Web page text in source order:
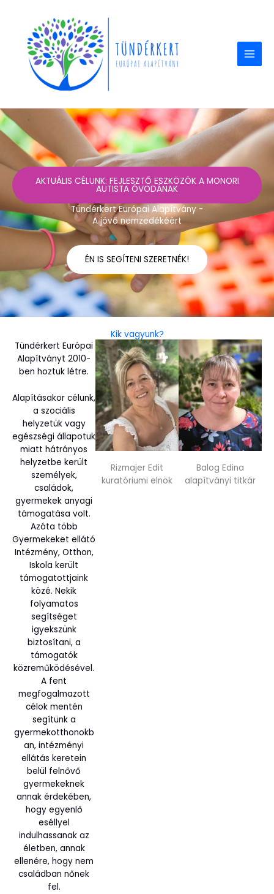
content
AKTUÁLIS CÉLUNK: FEJLESZTŐ ESZKÖZÖK A MONORI
AUTISTA ÓVODÁNAK
Tündérkert Európai Alapítvány -
A jövő nemzedékéért
ÉN IS SEGÍTENI SZERETNÉK!
Kik vagyunk?
Tündérkert Európai
Alapítványt 2010-
ben hoztuk létre.
Alapításakor célunk,
a szociális
helyzetük vagy
egészségi állapotuk
miatt hátrányos
helyzetbe került
személyek,
családok,
gyermekek anyagi
támogatása volt.
Azóta több
Gyermekeket ellátó
Intézmény, Otthon,
Iskola került
támogatottjaink
közé. Nekik
folyamatos
segítséget
igyekszünk
biztosítani, a
támogatók
közreműködésével.
A fent
megfogalmazott
célok mentén
segítünk a
gyermekotthonokb
an, intézményi
ellátás keretein
belül felnővő
gyermekeknek
annak érdekében,
hogy egyenlő
eséllyel
indulhassanak az
életben, annak
ellenére, hogy nem
családban nőnek
fel.
Rizmajer Edit
kuratóriumi elnök
Balog Edina
alapítványi titkár